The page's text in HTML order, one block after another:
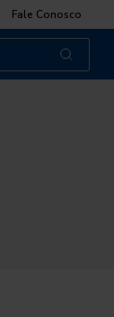
Fale Conosco